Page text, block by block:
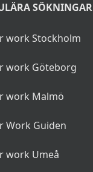
SÖKNINGAR
work Stockholm
work Göteborg
work Malmö
Work Guiden
work Umeå